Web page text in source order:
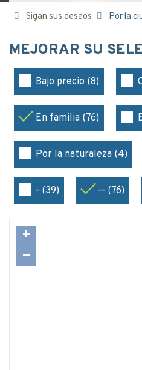
Sigan sus deseos Por la
MEJORAR SU
Bajo precio (8)
En familia (76)
Por la naturaleza (4)
- (39) -- (76)
+
−